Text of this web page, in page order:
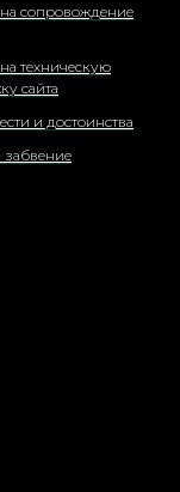
сопровождение
техническую
сайта
и достоинства
забвение